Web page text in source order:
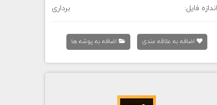
اندازه فایل: برداری
اضافه به علاقه مندی اضافه به پوشه ها